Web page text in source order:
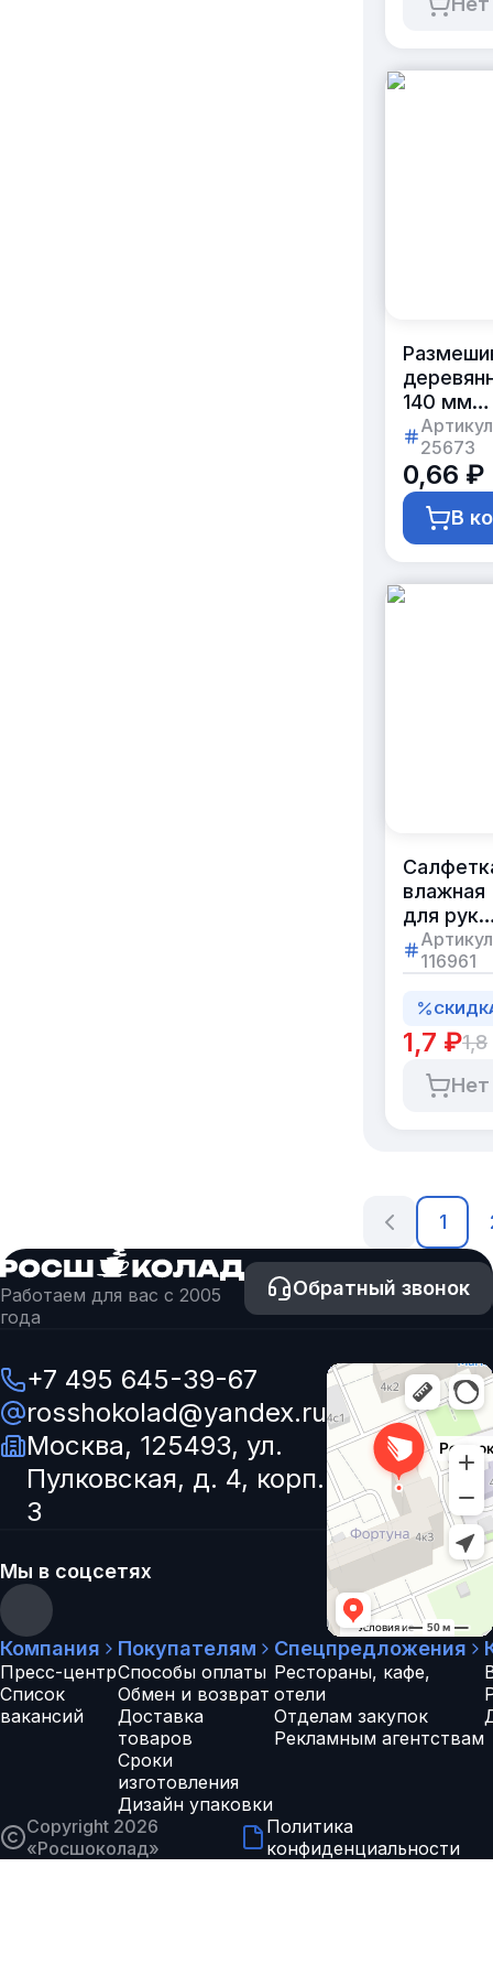
140 мм
в
упаковке
25673
0,66 ₽
В
влажная
для рук
с
по 1000
116961
1,7 ₽1,8
1
Работаем для вас с 2005
года
Обратный звонок
+7 495 645-39-67
rosshokolad@yandex.ru
Москва, 125493, ул.
Пулковская, д. 4, корп.
3
Мы в соцсетях
Компания
Пресс-центр
Список
вакансий
Покупателям
Способы оплаты
Обмен и возврат
Доставка
товаров
Сроки
изготовления
Дизайн упаковки
Спецпредложения
Рестораны, кафе,
отели
Отделам закупок
Рекламным агентствам
Copyright 2026
«Росшоколад»
Политика
конфиденциальности